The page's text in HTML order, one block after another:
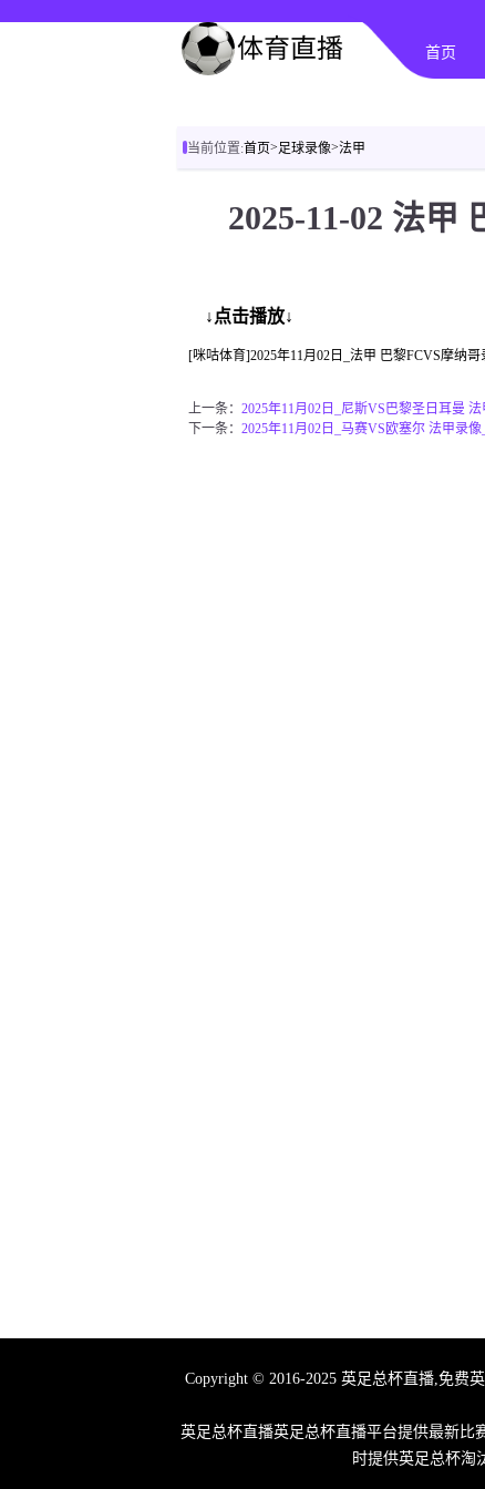
首页
当前位置:首页>足球录像>法甲
2025-11-02 法甲
↓点击播放↓
[咪咕体育]2025年11月02日_法甲 巴黎FCVS摩纳哥
上一条： 2025年11月02日_尼斯VS巴黎圣日耳曼
下一条： 2025年11月02日_马赛VS欧塞尔 法甲录
Copyright © 2016-2025 英足总杯直播,免费
英足总杯直播英足总杯直播平台提供最新比
时提供英足总杯淘